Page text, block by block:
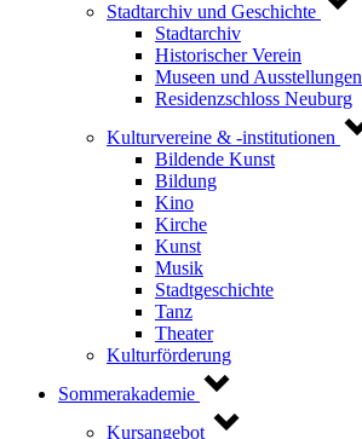
Stadtarchiv und Geschichte
Stadtarchiv
Historischer Verein
Museen und Ausstellungen
Residenzschloss Neuburg
Kulturvereine & -institutionen
Bildende Kunst
Bildung
Kino
Kirche
Kunst
Musik
Stadtgeschichte
Tanz
Theater
Kulturförderung
Sommerakademie
Kursangebot